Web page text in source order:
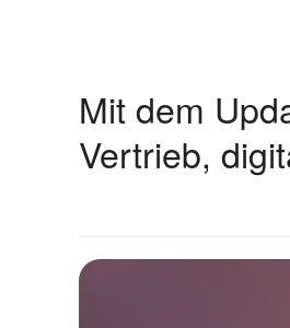
Mit dem
Vertrieb,